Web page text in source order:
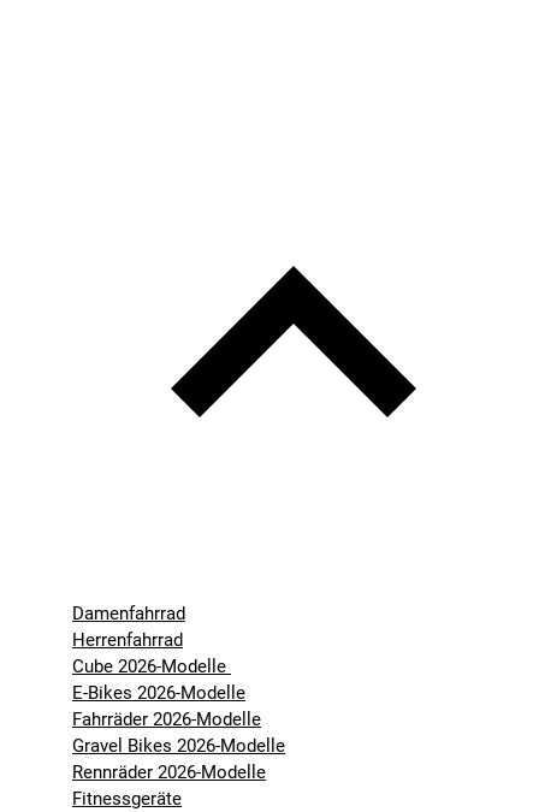
Damenfahrrad
Herrenfahrrad
Cube 2026-Modelle
E-Bikes 2026-Modelle
Fahrräder 2026-Modelle
Gravel Bikes 2026-Modelle
Rennräder 2026-Modelle
Fitnessgeräte